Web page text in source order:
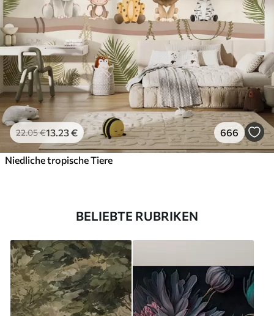
22.05€13 .23€ 666
Niedliche tropische Tiere
BELIEBTE RUBRIKEN